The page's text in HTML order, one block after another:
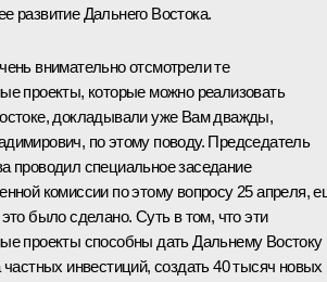
развитие Дальнего Востока.
внимательно отсмотрели те
проекты, которые можно реализовать
докладывали уже Вам дважды,
по этому поводу. Председатель
проводил специальное заседание
комиссии по этому вопросу 25 апреля,
было сделано. Суть в том, что эти
проекты способны дать Дальнему Востоку
частных инвестиций, создать 40 тысяч новых